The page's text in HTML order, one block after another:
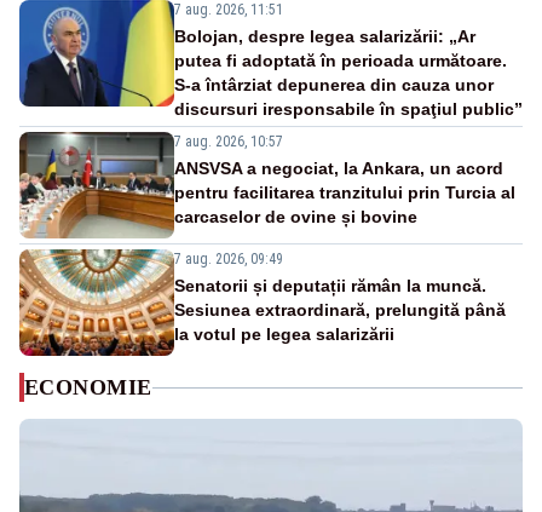
7 aug. 2026, 11:51
Bolojan, despre legea salarizării: „Ar
putea fi adoptată în perioada următoare.
S-a întârziat depunerea din cauza unor
discursuri iresponsabile în spaţiul public”
7 aug. 2026, 10:57
ANSVSA a negociat, la Ankara, un acord
pentru facilitarea tranzitului prin Turcia al
carcaselor de ovine și bovine
7 aug. 2026, 09:49
Senatorii și deputații rămân la muncă.
Sesiunea extraordinară, prelungită până
la votul pe legea salarizării
ECONOMIE